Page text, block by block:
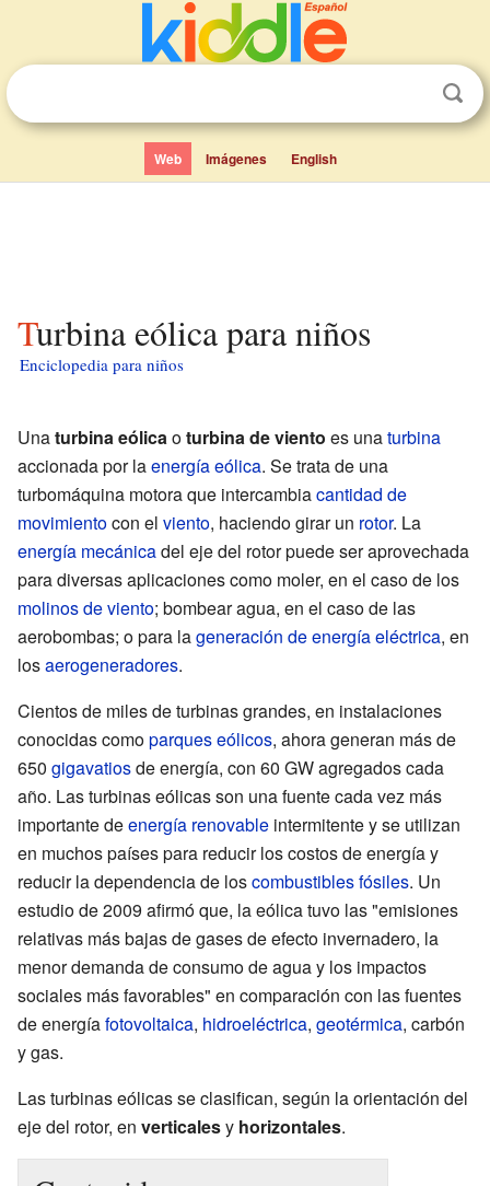
Web Imágenes English
Turbina eólica para niños
Enciclopedia para niños
Unaturbina eólicaoturbina de viento es unaturbina
accionada por laenergía eólica. Se trata de una
turbomáquina motora que intercambiacantidad de
movimientocon el viento, haciendo girar un rotor. La
energía mecánicadel eje del rotor puede ser aprovechada
para diversas aplicaciones como moler, en el caso de los
molinos de viento; bombear agua, en el caso de las
aerobombas; o para lageneración de energía eléctrica, en
losaerogeneradores.
Cientos de miles de turbinas grandes, en instalaciones
conocidas comoparques eólicos, ahora generan más de
650 gigavatiosde energía, con 60 GW agregados cada
año. Las turbinas eólicas son una fuente cada vez más
importante deenergía renovable intermitente y se utilizan
en muchos países para reducir los costos de energía y
reducir la dependencia de loscombustibles fósiles. Un
estudio de 2009 afirmó que, la eólica tuvo las "emisiones
relativas más bajas de gases de efecto invernadero, la
menor demanda de consumo de agua y los impactos
sociales más favorables" en comparación con las fuentes
de energíafotovoltaica, hidroeléctrica, geotérmica, carbón
y gas.
Las turbinas eólicas se clasifican, según la orientación del
eje del rotor, en verticalesy horizontales.